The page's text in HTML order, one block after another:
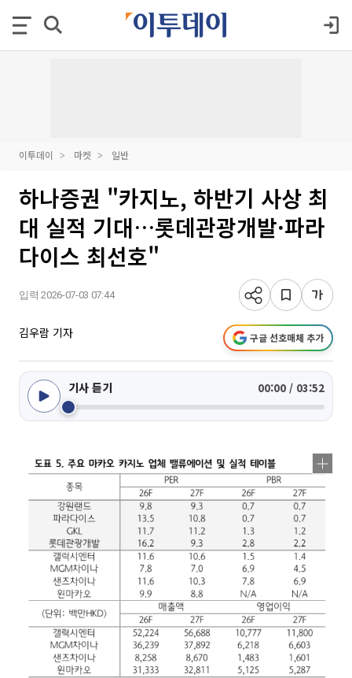
이투데이 마켓 일반
하나증권 "카지노, 하반기 사상 최
대 실적 기대…롯데관광개발·파라
다이스 최선호"
입력 2026-07-03 07:44
김우람 기자 구글 선호매체 추가
기사 듣기 00:00 / 03:52